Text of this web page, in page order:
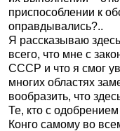
приспособлении к
оправдывались?..
Я рассказываю
всего, что мне с
СССР и что я смог
многих областях
вообразить, что
Те, кто с
Конго самому во